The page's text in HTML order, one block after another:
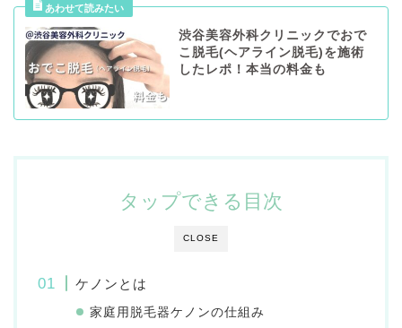
渋谷美容外科クリニックでおで
こ脱毛(ヘアライン脱毛)を施術
したレポ！本当の料金も
CLOSE
タップできる目次
ケノンとは
家庭用脱毛器ケノンの仕組み